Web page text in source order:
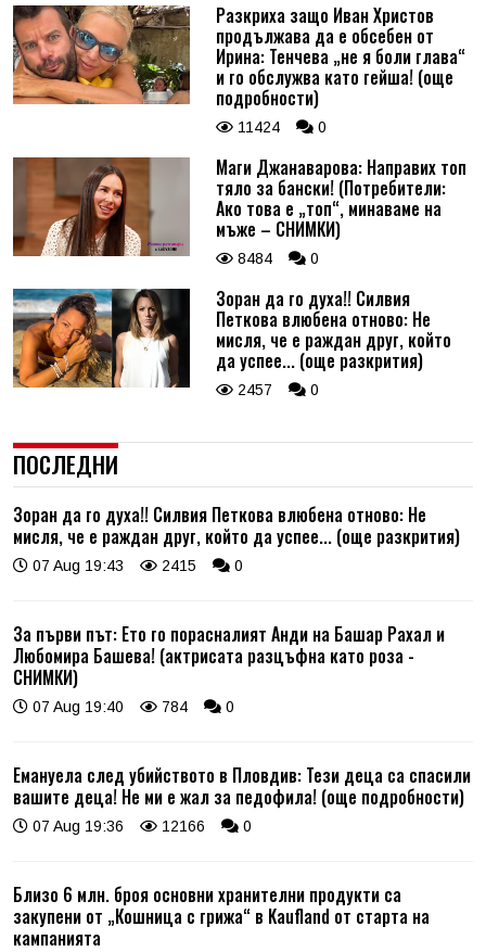
Разкриха защо Иван Христов
продължава да е обсебен от
Ирина: Тенчева „не я боли глава“
и го обслужва като гейша! (още
подробности)
11424 0
Маги Джанаварова: Направих топ
тяло за бански! (Потребители:
Ако това е „топ“, минаваме на
мъже – СНИМКИ)
8484 0
Зоран да го духа!! Силвия
Петкова влюбена отново: Не
мисля, че е раждан друг, който
да успее... (още разкрития)
2457 0
ПОСЛЕДНИ
Зоран да го духа!! Силвия Петкова влюбена отново: Не
мисля, че е раждан друг, който да успее... (още разкрития)
07 Aug 19:43 2415 0
За първи път: Ето го порасналият Анди на Башар Рахал и
Любомира Башева! (актрисата разцъфна като роза -
СНИМКИ)
07 Aug 19:40 784 0
Емануела след убийството в Пловдив: Тези деца са спасили
вашите деца! Не ми е жал за педофила! (още подробности)
07 Aug 19:36 12166 0
Близо 6 млн. броя основни хранителни продукти са
закупени от „Кошница с грижа“ в Kaufland от старта на
кампанията